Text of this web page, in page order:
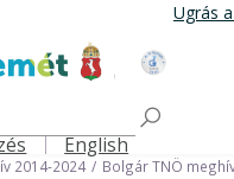
Ugrás
Város Honlapja
English
Önkormányzat
Nemzetiségi Önkormányzat
2014-2024
Bolgár TNÖ